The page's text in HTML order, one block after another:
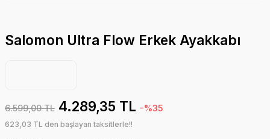
Salomon Ultra Flow Erkek Ayakkabı
6.599,00 TL 4.289,35 TL -%35
623,03 TL den başlayan taksitlerle!!